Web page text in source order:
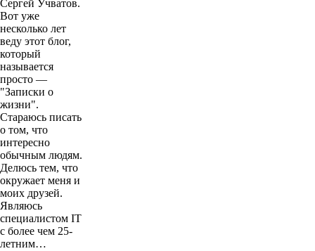
Сергей Учватов.
Вот уже
несколько лет
веду этот блог,
который
называется
просто —
"Записки о
жизни".
Стараюсь писать
о том, что
интересно
обычным людям.
Делюсь тем, что
окружает меня и
моих друзей.
Являюсь
специалистом IT
с более чем 25-
летним…